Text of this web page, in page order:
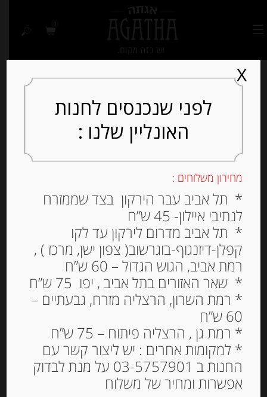
Out of
לפני שנכנסים לחנות
האונליין שלנו :
מחירון משלוחים :
* תל אביב עבר הירקון בצד שממזרח
לנתיבי איילון- 45 ש”ח
* תל אביב מדרום לירקון עד לקו
קפלן-דיזנגוף-בוגרשוב( צפון ישן, מרכז ) ,
רמת אביב, הגוש הגדול – 60 ש”ח
* שאר האזורים בתל אביב , יפו 75 ש”ח
* רמת השרון, הרצליה מזרח, גבעתיים –
60 ש”ח
* רמת גן , הרצליה פיתוח – 75 ש”ח
* למקומות אחרים : יש ליצור קשר עם
החנות ב 03-5757901 על מנת לבדוק
אפשרות ומחיר של משלוח
X